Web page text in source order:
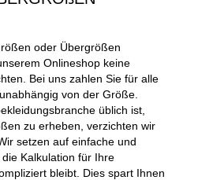
oder Übergrößen
Onlineshop keine
Bei uns zahlen Sie für alle
von der Größe.
üblich ist,
zu erheben, verzichten wir
setzen auf einfache und
Kalkulation für Ihre
bleibt. Dies spart Ihnen